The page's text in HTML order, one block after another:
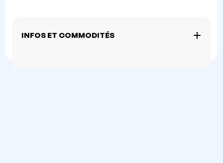
INFOS ET COMMODITÉS